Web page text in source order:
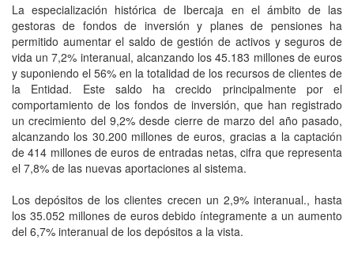
La especialización histórica de Ibercaja en el ámbito de las
gestoras de fondos de inversión y planes de pensiones ha
permitido aumentar el saldo de gestión de activos y seguros de
vida un 7,2% interanual, alcanzando los 45.183 millones de euros
y suponiendo el 56% en la totalidad de los recursos de clientes de
la Entidad. Este saldo ha crecido principalmente por el
comportamiento de los fondos de inversión, que han registrado
un crecimiento del 9,2% desde cierre de marzo del año pasado,
alcanzando los 30.200 millones de euros, gracias a la captación
de 414 millones de euros de entradas netas, cifra que representa
el 7,8% de las nuevas aportaciones al sistema.
Los depósitos de los clientes crecen un 2,9% interanual., hasta
los 35.052 millones de euros debido íntegramente a un aumento
del 6,7% interanual de los depósitos a la vista.